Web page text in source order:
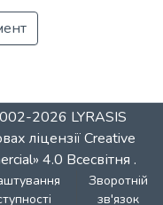
2026 LYRASIS
ліцензіїCreative
4.0 Всесвітня .
Зворотній
зв'язок